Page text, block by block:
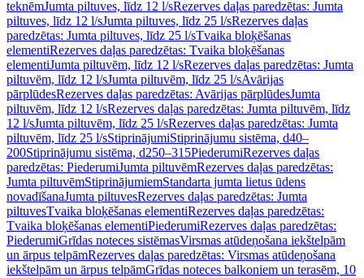
teknēmJumta piltuves, līdz 12 l/sRezerves daļas paredzētas: Jumta
piltuves, līdz 12 l/sJumta piltuves, līdz 25 l/sRezerves daļas
paredzētas: Jumta piltuves, līdz 25 l/sTvaika bloķēšanas
elementiRezerves daļas paredzētas: Tvaika bloķēšanas
elementiJumta piltuvēm, līdz 12 l/sRezerves daļas paredzētas: Jumta
piltuvēm, līdz 12 l/sJumta piltuvēm, līdz 25 l/sAvārijas
pārplūdesRezerves daļas paredzētas: Avārijas pārplūdesJumta
piltuvēm, līdz 12 l/sRezerves daļas paredzētas: Jumta piltuvēm, līdz
12 l/sJumta piltuvēm, līdz 25 l/sRezerves daļas paredzētas: Jumta
piltuvēm, līdz 25 l/sStiprinājumiStiprinājumu sistēma, d40–
200Stiprinājumu sistēma, d250–315PiederumiRezerves daļas
paredzētas: PiederumiJumta piltuvēmRezerves daļas paredzētas:
Jumta piltuvēmStiprinājumiemStandarta jumta lietus ūdens
novadīšanaJumta piltuvesRezerves daļas paredzētas: Jumta
piltuvesTvaika bloķēšanas elementiRezerves daļas paredzētas:
Tvaika bloķēšanas elementiPiederumiRezerves daļas paredzētas:
PiederumiGrīdas noteces sistēmasVirsmas atūdeņošana iekštelpām
un ārpus telpāmRezerves daļas paredzētas: Virsmas atūdeņošana
iekštelpām un ārpus telpāmGrīdas noteces balkoniem un terasēm, 10